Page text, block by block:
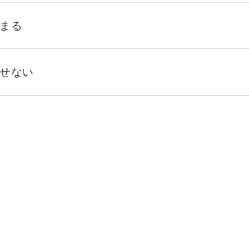
る
ない